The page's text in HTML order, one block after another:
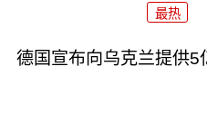
最热
德国宣布向乌克兰提供5